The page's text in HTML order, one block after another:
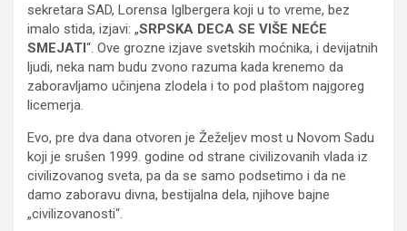
sekretara SAD, Lorensa Iglbergera koji u to vreme, bez
imalo stida, izjavi: „SRPSKA DECA SE VIŠE NEĆE
SMEJATI“. Ove grozne izjave svetskih moćnika, i devijatnih
ljudi, neka nam budu zvono razuma kada krenemo da
zaboravljamo učinjena zlodela i to pod plaštom najgoreg
licemerja.
Evo, pre dva dana otvoren je Žeželjev most u Novom Sadu
koji je srušen 1999. godine od strane civilizovanih vlada iz
civilizovanog sveta, pa da se samo podsetimo i da ne
damo zaboravu divna, bestijalna dela, njihove bajne
„civilizovanosti“.